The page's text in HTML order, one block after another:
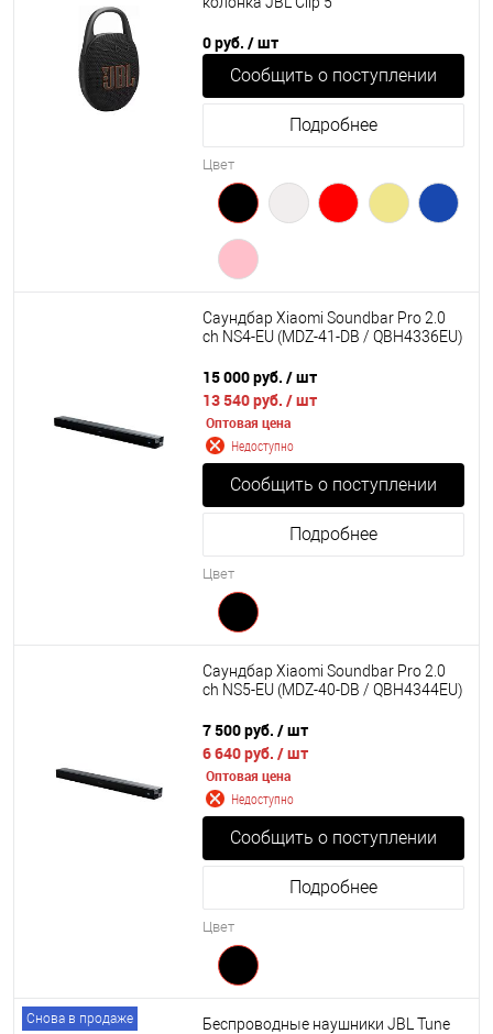
0 руб. / шт
Сообщить о поступлении
Подробнее
Цвет
Саундбар Xiaomi Soundbar Pro 2.0
ch NS4-EU (MDZ-41-DB / QBH4336EU)
15 000 руб. / шт
13 540 руб. / шт
Оптовая цена
Недоступно
Сообщить о поступлении
Подробнее
Цвет
Саундбар Xiaomi Soundbar Pro 2.0
ch NS5-EU (MDZ-40-DB / QBH4344EU)
7 500 руб. / шт
6 640 руб. / шт
Оптовая цена
Недоступно
Сообщить о поступлении
Подробнее
Цвет
Снова в продаже
Беспроводные наушники JBL Tune